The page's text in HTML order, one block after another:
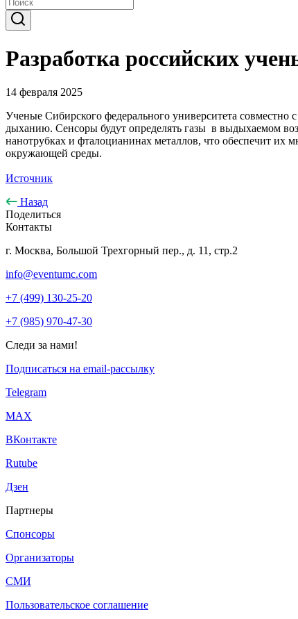
Разработка российских
14 февраля 2025
Ученые Сибирского федерального университета
дыханию. Сенсоры будут определять газы в выдыхаемом
нанотрубках и фталоцианинах металлов, что обеспечит их
окружающей среды.
Источник
Назад
Поделиться
Контакты
г. Москва, Большой Трехгорный пер., д. 11, стр.2
info@eventumc.com
+7 (499) 130-25-20
+7 (985) 970-47-30
Следи за нами!
Подписаться на email-рассылку
Telegram
МАХ
ВКонтакте
Rutube
Дзен
Партнеры
Спонсоры
Организаторы
СМИ
Пользовательское соглашение